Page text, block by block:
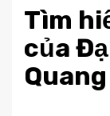
Tìm
của